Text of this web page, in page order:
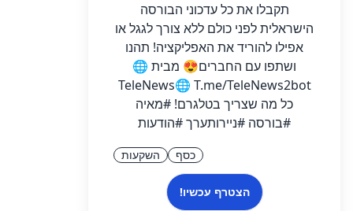
תקבלו את כל עדכוני הבורסה
הישראלית לפני כולם ללא צורך לגגל או
אפילו להוריד את האפליקציה! תהנו
ושתפו עם החברים😍 מבית 🌐
TeleNews🌐 T.me/TeleNews2bot
כל מה שצריך בטלגרם! #מאיה
#בורסה #ניירותערך #הודעות
כסף השקעות
הצטרף עכשיו!